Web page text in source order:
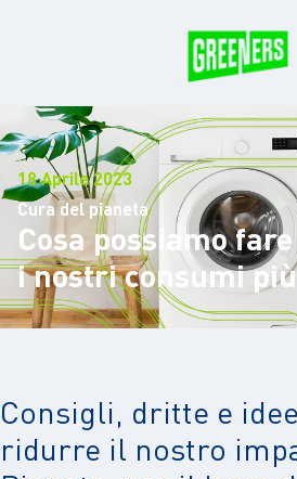
18 Aprile 2023
Cura del pianeta
Cosa possiamo
i nostri consumi
Consigli, dritte e
ridurre il nostro